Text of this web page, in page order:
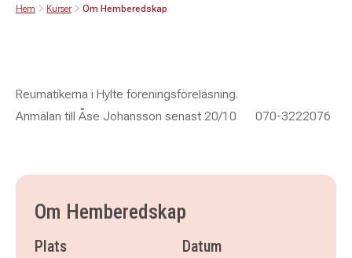
Hem Kurser Om Hemberedskap
Reumatikerna i Hylte föreningsföreläsning.
Anmälan till Åse Johansson senast 20/10 070-3222076
Om Hemberedskap
Plats Datum